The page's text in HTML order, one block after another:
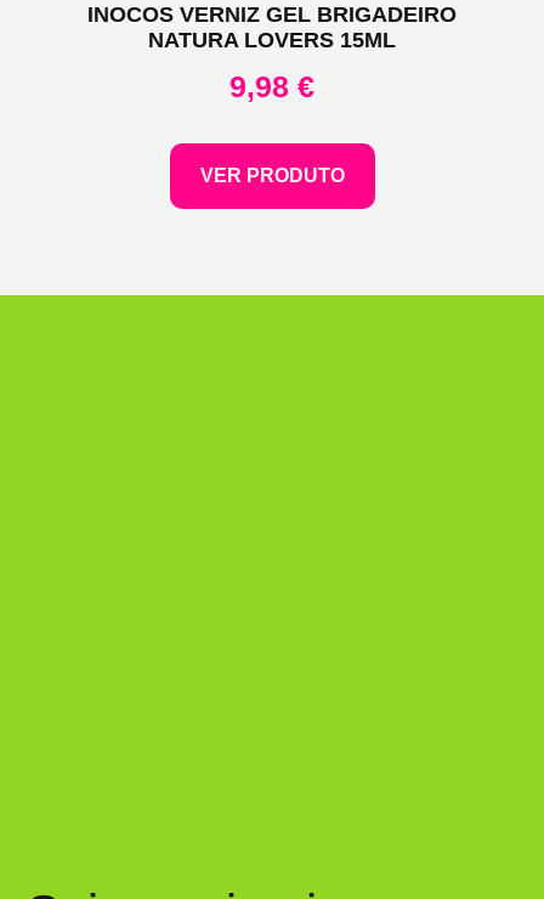
INOCOS VERNIZ GEL BRIGADEIRO
NATURA LOVERS 15ML
9,98 €
VER PRODUTO